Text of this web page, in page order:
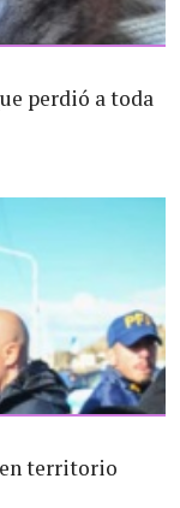
perdió a toda
en territorio